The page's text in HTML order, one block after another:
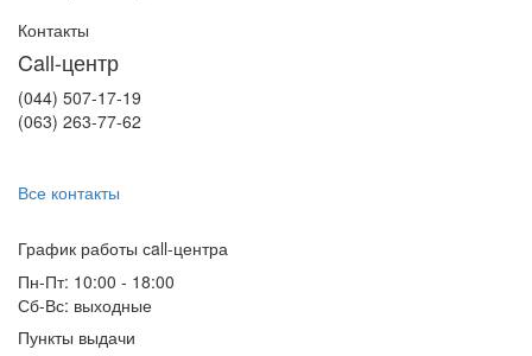
Контакты
Call-центр
(044) 507-17-19
(063) 263-77-62
Все контакты
График работы сall-центра
Пн-Пт: 10:00 - 18:00
Сб-Вс: выходные
Пункты выдачи